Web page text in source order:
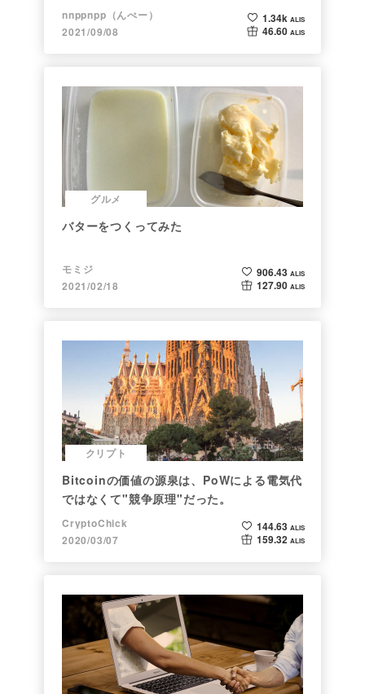
nnppnpp（んぺー）
2021/09/08
1.34k ALIS
46.60 ALIS
グルメ
バターをつくってみた
モミジ
2021/02/18
906.43 ALIS
127.90 ALIS
クリプト
Bitcoinの価値の源泉は、PoWによる電気代
ではなくて"競争原理"だった。
CryptoChick
2020/03/07
144.63 ALIS
159.32 ALIS